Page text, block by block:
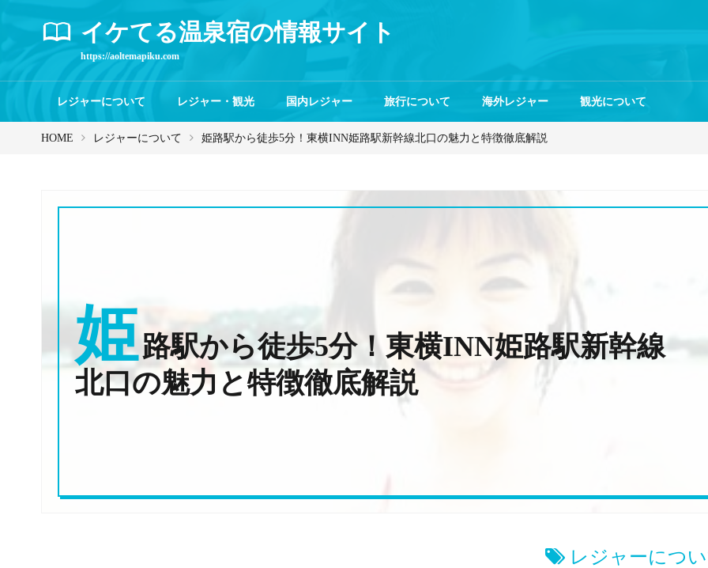
イケてる温泉宿の情報サイト
https://aoltemapiku.com
レジャーについて レジャー・観光 国内レジャー 旅行について 海外レジャー 観光について
HOME レジャーについて 姫路駅から徒歩5分！東横INN姫路駅新幹線北口の魅力と特徴徹底解説
姫路駅から徒歩5分！東横INN姫路駅新幹線
北口の魅力と特徴徹底解説
レジャーにつ